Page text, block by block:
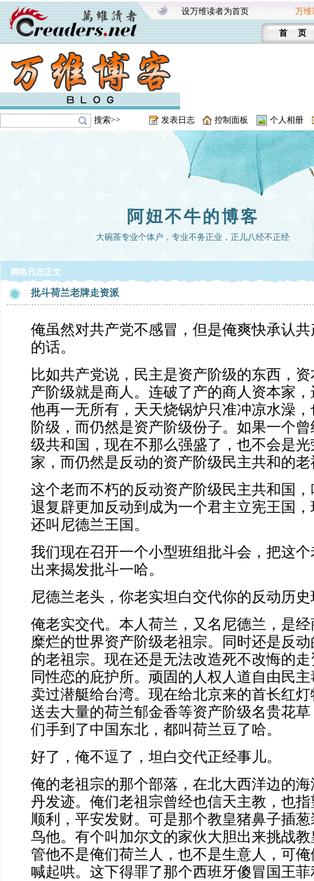
设万维读者为首页 万维
首 页
搜索>> 发表日志 控制面板 个人相册
阿妞不牛的博客
大碗茶专业个体户，专业不务正业，正儿八经不正经
网络日志正文
批斗荷兰老牌走资派
俺虽然对共产党不感冒，但是俺爽快承认
的话。
比如共产党说，民主是资产阶级的东西，
产阶级就是商人。连破了产的商人资本家
他再一无所有，天天烧锅炉只准冲凉水澡
阶级，而仍然是资产阶级份子。如果一个
级共和国，现在不那么强盛了，也不会是
家，而仍然是反动的资产阶级民主共和的
这个老而不朽的反动资产阶级民主共和国
退复辟更加反动到成为一个君主立宪王国
还叫尼德兰王国。
我们现在召开一个小型班组批斗会，把这
出来揭发批斗一哈。
尼德兰老头，你老实坦白交代你的反动历
俺老实交代。本人荷兰，又名尼德兰，是
糜烂的世界资产阶级老祖宗。同时还是反
的老祖宗。现在还是无法改造死不改悔的
同性恋的庇护所。顽固的人权人道自由民
卖过潜艇给台湾。现在给北京来的首长红
送去大量的荷兰郁金香等资产阶级名贵花
们手到了中国东北，都叫荷兰豆了哈。
好了，俺不逗了，坦白交代正经事儿。
俺的老祖宗的那个部落，在北大西洋边的
丹发迹。俺们老祖宗曾经也信天主教，也
顺利，平安发财。可是那个教皇猪鼻子插
鸟他。有个叫加尔文的家伙大胆出来挑战
管他不是俺们荷兰人，也不是生意人，可
喊起哄。这下得罪了那个西班牙傻冒国王